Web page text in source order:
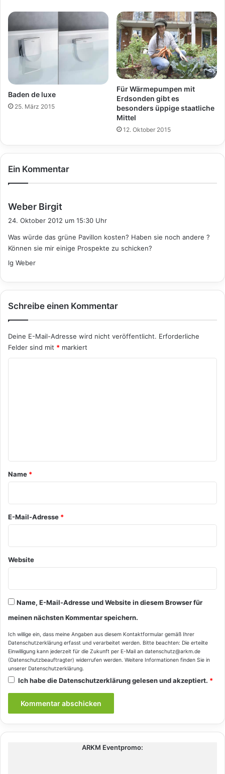
Baden de luxe
25. März 2015
Für Wärmepumpen mit
Erdsonden gibt es
besonders üppige staatliche
Mittel
12. Oktober 2015
Ein Kommentar
Weber Birgit
t
:
24. Oktober 2012 um 15:30 Uhr
Was würde das grüne Pavillon kosten? Haben sie noch andere ?
Können sie mir einige Prospekte zu schicken?
lg Weber
Schreibe einen Kommentar
Deine E-Mail-Adresse wird nicht veröffentlicht. Erforderliche
Felder sind mit * markiert
a
*
Name *
E-Mail-Adresse *
Website
Name, E-Mail-Adresse und Website in diesem Browser für
meinen nächsten Kommentar speichern.
Ich willige ein, dass meine Angaben aus diesem Kontaktformular gemäß Ihrer
Datenschutzerklärung erfasst und verarbeitet werden. Bitte beachten: Die erteilte
Einwilligung kann jederzeit für die Zukunft per E-Mail an datenschutz@arkm.de
(Datenschutzbeauftragter) widerrufen werden. Weitere Informationen finden Sie in
unserer Datenschutzerklärung.
Ich habe dieDatenschutzerklärunggelesen und akzeptiert. *
ARKM Eventpromo: